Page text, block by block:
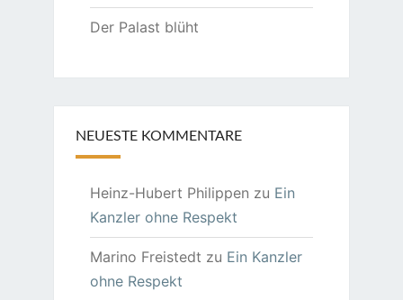
Der Palast blüht
NEUESTE KOMMENTARE
Heinz-Hubert Philippen zu Ein
Kanzler ohne Respekt
Marino Freistedt zu Ein Kanzler
ohne Respekt